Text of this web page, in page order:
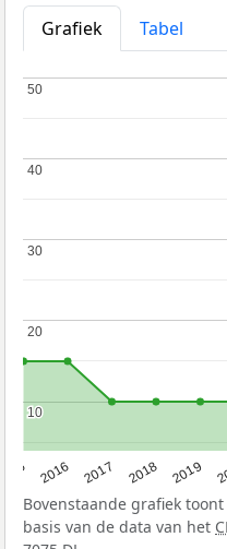
Grafiek
Tabel
2016 2017 2018 2019
10
10
20
20
30
30
40
40
50
50
Bovenstaande grafiek
basis van de data van het